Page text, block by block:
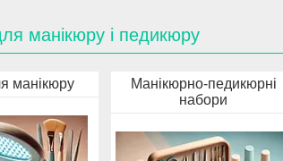
манікюру і педикюру
манікюру
Манікюрно-педикюрні
набори